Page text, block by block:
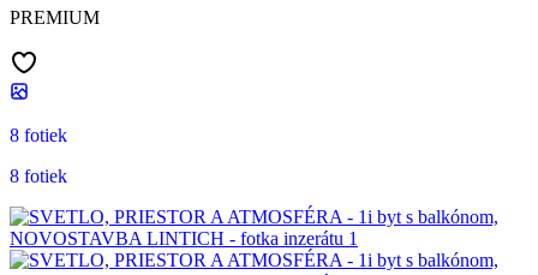
PREMIUM
8 fotiek
8 fotiek